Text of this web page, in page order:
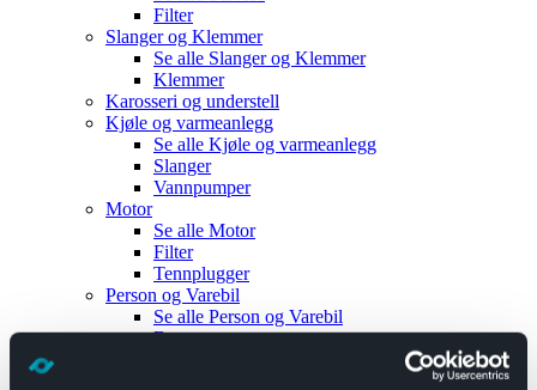
Filter
Slanger og Klemmer
Se alle Slanger og Klemmer
Klemmer
Karosseri og understell
Kjøle og varmeanlegg
Se alle Kjøle og varmeanlegg
Slanger
Vannpumper
Motor
Se alle Motor
Filter
Tennplugger
Person og Varebil
Se alle Person og Varebil
Brems